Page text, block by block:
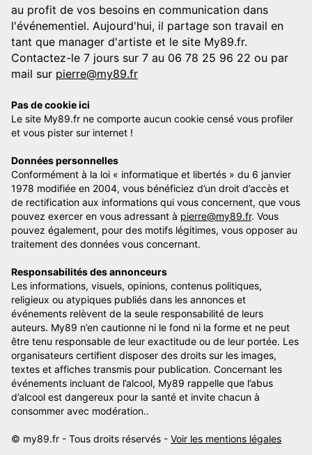
au profit de vos besoins en communication dans
l'événementiel. Aujourd'hui, il partage son travail en
tant que manager d'artiste et le site My89.fr.
Contactez-le 7 jours sur 7 au 06 78 25 96 22 ou par
mail sur pierre@my89.fr
Pas de cookie ici
Le site My89.fr ne comporte aucun cookie censé vous profiler
et vous pister sur internet !
Données personnelles
Conformément à la loi « informatique et libertés » du 6 janvier
1978 modifiée en 2004, vous bénéficiez d’un droit d’accès et
de rectification aux informations qui vous concernent, que vous
pouvez exercer en vous adressant à pierre@my89.fr. Vous
pouvez également, pour des motifs légitimes, vous opposer au
traitement des données vous concernant.
Responsabilités des annonceurs
Les informations, visuels, opinions, contenus politiques,
religieux ou atypiques publiés dans les annonces et
événements relèvent de la seule responsabilité de leurs
auteurs. My89 n’en cautionne ni le fond ni la forme et ne peut
être tenu responsable de leur exactitude ou de leur portée. Les
organisateurs certifient disposer des droits sur les images,
textes et affiches transmis pour publication. Concernant les
événements incluant de l’alcool, My89 rappelle que l’abus
d’alcool est dangereux pour la santé et invite chacun à
consommer avec modération..
© my89.fr - Tous droits réservés - Voir les mentions légales